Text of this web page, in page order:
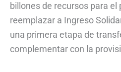
billones de recursos para
reemplazar a Ingreso
una primera etapa de
complementar con la